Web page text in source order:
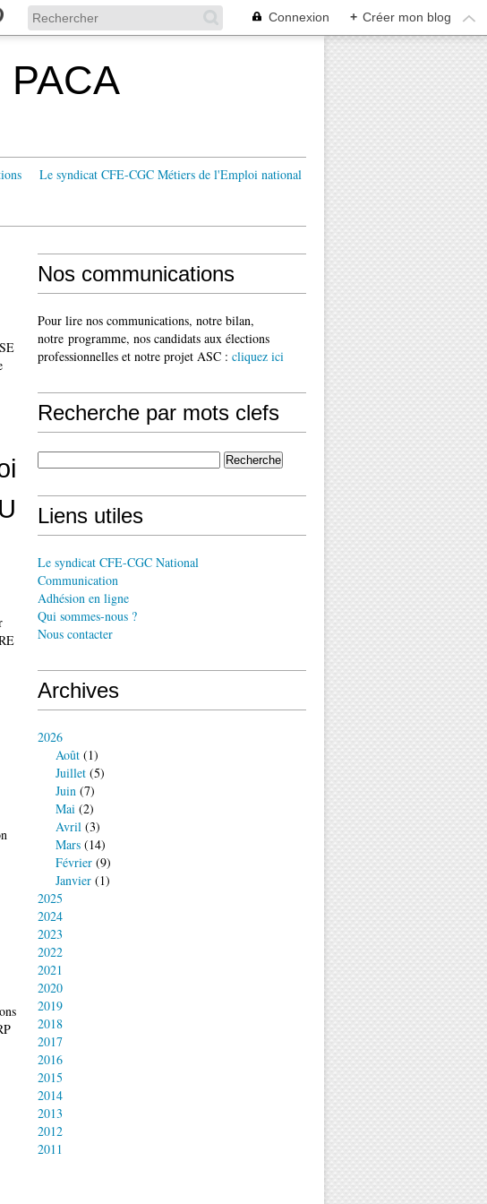
Connexion + Créer mon blog
Le syndicat CFE-CGC Métiers de l'Emploi national
Nos communications
Pour lire nos communications, notre bilan,
notre programme, nos candidats aux élections
professionnelles et notre projet ASC : cliquez ici
Recherche par mots clefs
Liens utiles
Le syndicat CFE-CGC National
Communication
Adhésion en ligne
Qui sommes-nous ?
Nous contacter
Archives
2026
Août (1)
Juillet (5)
Juin (7)
Mai (2)
Avril (3)
Mars (14)
Février (9)
Janvier (1)
2025
2024
2023
2022
2021
2020
2019
2018
2017
2016
2015
2014
2013
2012
2011